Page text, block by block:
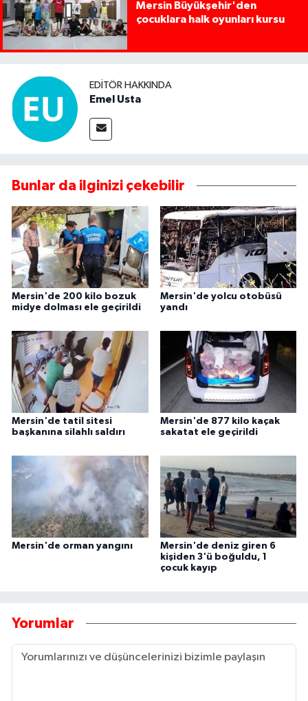
Mersin Büyükşehir'den
çocuklara halk oyunları kursu
EDITÖR HAKKINDA
Emel Usta
Bunlar da ilginizi çekebilir
Mersin'de 200 kilo bozuk
midye dolması ele geçirildi
Mersin'de yolcu otobüsü
yandı
Mersin'de tatil sitesi
başkanına silahlı saldırı
Mersin'de 877 kilo kaçak
sakatat ele geçirildi
Mersin'de orman yangını
Mersin'de deniz giren 6
kişiden 3'ü boğuldu, 1
çocuk kayıp
Yorumlar